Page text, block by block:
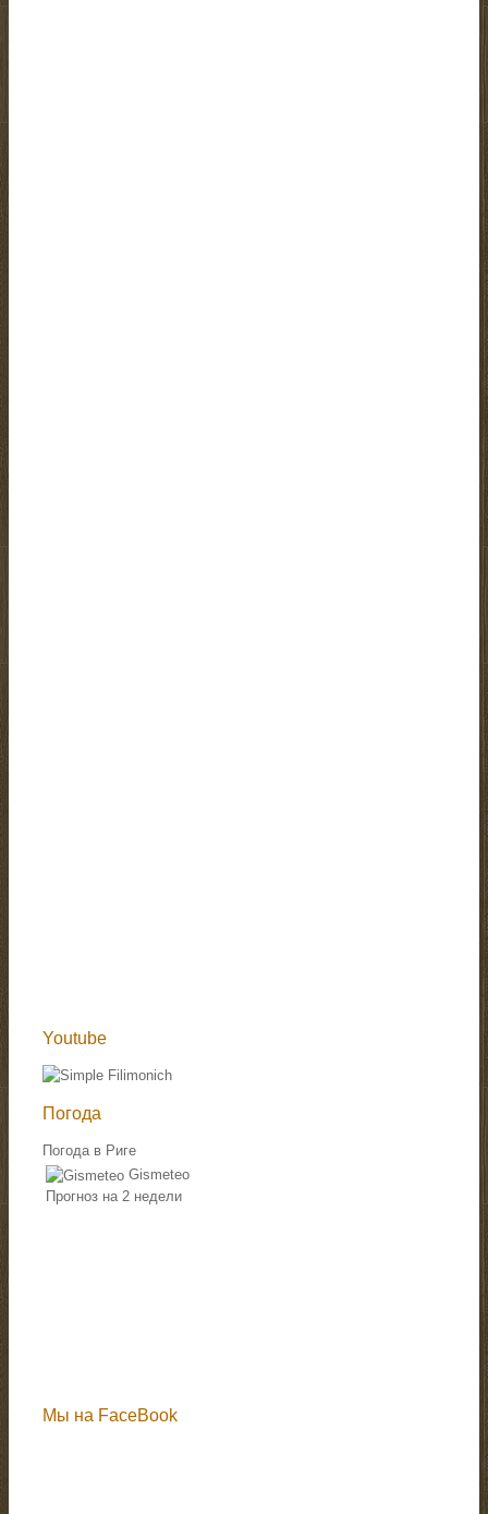
Youtube
Погода
Погода в Риге
Gismeteo
Прогноз на 2 недели
Мы на FaceBook